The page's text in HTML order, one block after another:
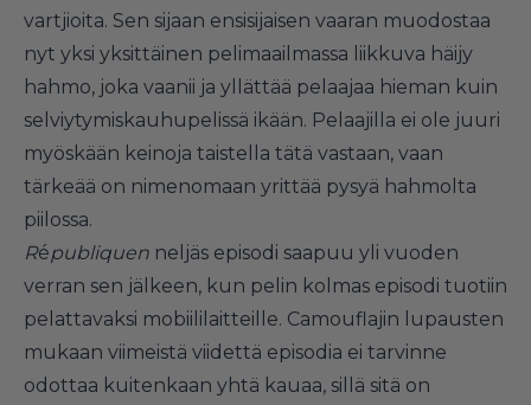
vartjioita. Sen sijaan ensisijaisen vaaran muodostaa
nyt yksi yksittäinen pelimaailmassa liikkuva häijy
hahmo, joka vaanii ja yllättää pelaajaa hieman kuin
selviytymiskauhupelissä ikään. Pelaajilla ei ole juuri
myöskään keinoja taistella tätä vastaan, vaan
tärkeää on nimenomaan yrittää pysyä hahmolta
piilossa.
Républiquen neljäs episodi saapuu yli vuoden
verran sen jälkeen, kun pelin kolmas episodi tuotiin
pelattavaksi mobiililaitteille. Camouflajin lupausten
mukaan viimeistä viidettä episodia ei tarvinne
odottaa kuitenkaan yhtä kauaa, sillä sitä on